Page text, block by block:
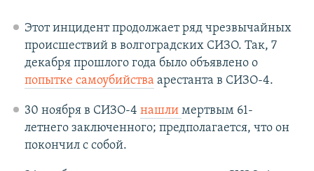
Этот инцидент продолжает ряд чрезвычайных
происшествий в волгоградских СИЗО. Так, 7
декабря прошлого года было объявлено о
попытке самоубийства арестанта в СИЗО-4.
30 ноября в СИЗО-4 нашли мертвым 61-
летнего заключенного; предполагается, что он
покончил с собой.